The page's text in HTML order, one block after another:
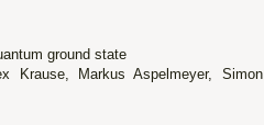
ground state
Krause, Markus Aspelmeyer, Simon